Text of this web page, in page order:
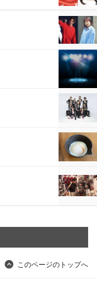
このページのトップへ